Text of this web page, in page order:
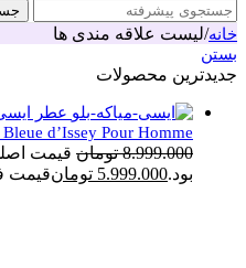
خانه/لیست علاقه مندی ها
بستن
جدیدترین محصولات
عطر ایسی
d’Issey Pour Homme
8.999.000 تومان
بود.5.999.000 تومانقیمت فعلی: